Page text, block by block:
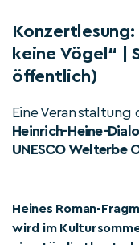
keine Vögel“ |
öffentlich)
Eine Veranstaltung
Heinrich-Heine-
UNESCO Welterbe
Heines Roman-
wird im